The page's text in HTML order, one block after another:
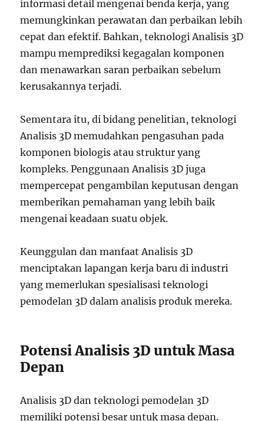
informasi detail mengenai benda kerja, yang
memungkinkan perawatan dan perbaikan lebih
cepat dan efektif. Bahkan, teknologi Analisis 3D
mampu memprediksi kegagalan komponen
dan menawarkan saran perbaikan sebelum
kerusakannya terjadi.
Sementara itu, di bidang penelitian, teknologi
Analisis 3D memudahkan pengasuhan pada
komponen biologis atau struktur yang
kompleks. Penggunaan Analisis 3D juga
mempercepat pengambilan keputusan dengan
memberikan pemahaman yang lebih baik
mengenai keadaan suatu objek.
Keunggulan dan manfaat Analisis 3D
menciptakan lapangan kerja baru di industri
yang memerlukan spesialisasi teknologi
pemodelan 3D dalam analisis produk mereka.
Potensi Analisis 3D untuk Masa
Depan
Analisis 3D dan teknologi pemodelan 3D
memiliki potensi besar untuk masa depan.